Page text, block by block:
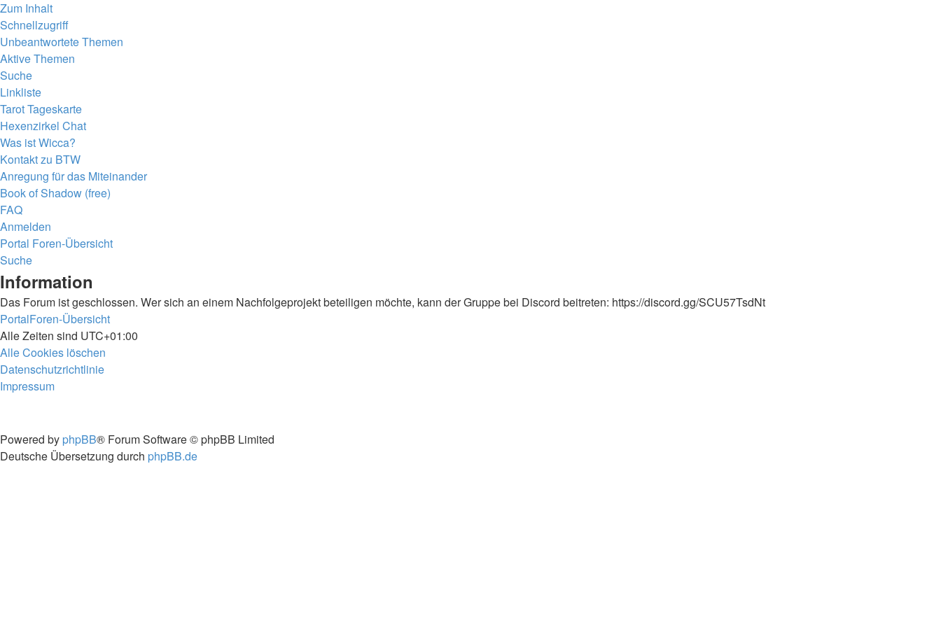
Zum Inhalt
Schnellzugriff
Unbeantwortete Themen
Aktive Themen
Suche
Linkliste
Tarot Tageskarte
Hexenzirkel Chat
Was ist Wicca?
Kontakt zu BTW
Anregung für das Miteinander
Book of Shadow (free)
FAQ
Anmelden
Portal Foren-Übersicht
Suche
Information
Das Forum ist geschlossen. Wer sich an einem Nachfolgeprojekt beteiligen möchte, kann der Gruppe bei Discord beitreten: https://discord.gg/SCU57TsdNt
PortalForen-Übersicht
Alle Zeiten sind UTC+01:00
Alle Cookies löschen
Datenschutzrichtlinie
Impressum
Powered by phpBB® Forum Software © phpBB Limited
Deutsche Übersetzung durch phpBB.de